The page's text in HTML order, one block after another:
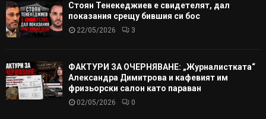
Стоян Тенекеджиев е свидетелят, дал
показания срещу бившия си бос
22/05/2026 3
ФАКТУРИ ЗА ОЧЕРНЯВАНЕ: „Журналистката“
Александра Димитрова и кафевият им
фризьорски салон като параван
02/05/2026 0